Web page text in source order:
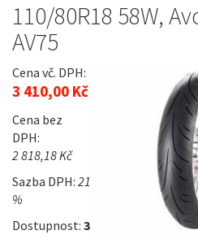
110/80R18 58W,
AV75
Cena vč. DPH:
3 410,00 Kč
Cena bez
DPH:
2 818,18 Kč
Sazba DPH: 21
%
Dostupnost: 3